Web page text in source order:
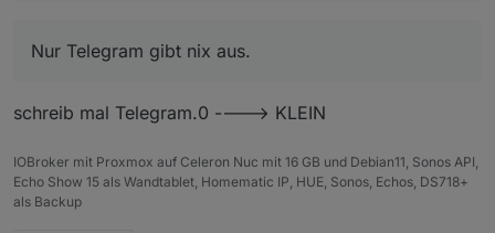
Nur Telegram gibt nix aus.
meldung
Nur Telegram gibt nix aus.
schreib mal Telegram.0 ----> KLEIN
IOBroker mit Proxmox auf Celeron Nuc mit 16 GB und Debian11, Sonos API,
Echo Show 15 als Wandtablet, Homematic IP, HUE, Sonos, Echos, DS718+
als Backup